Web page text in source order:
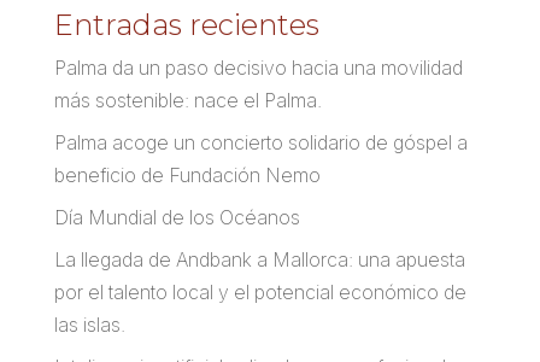
Entradas recientes
Palma da un paso decisivo hacia una movilidad
más sostenible: nace el Palma.
Palma acoge un concierto solidario de góspel a
beneficio de Fundación Nemo
Día Mundial de los Océanos
La llegada de Andbank a Mallorca: una apuesta
por el talento local y el potencial económico de
las islas.